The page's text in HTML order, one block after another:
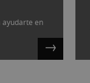
ayudarte en